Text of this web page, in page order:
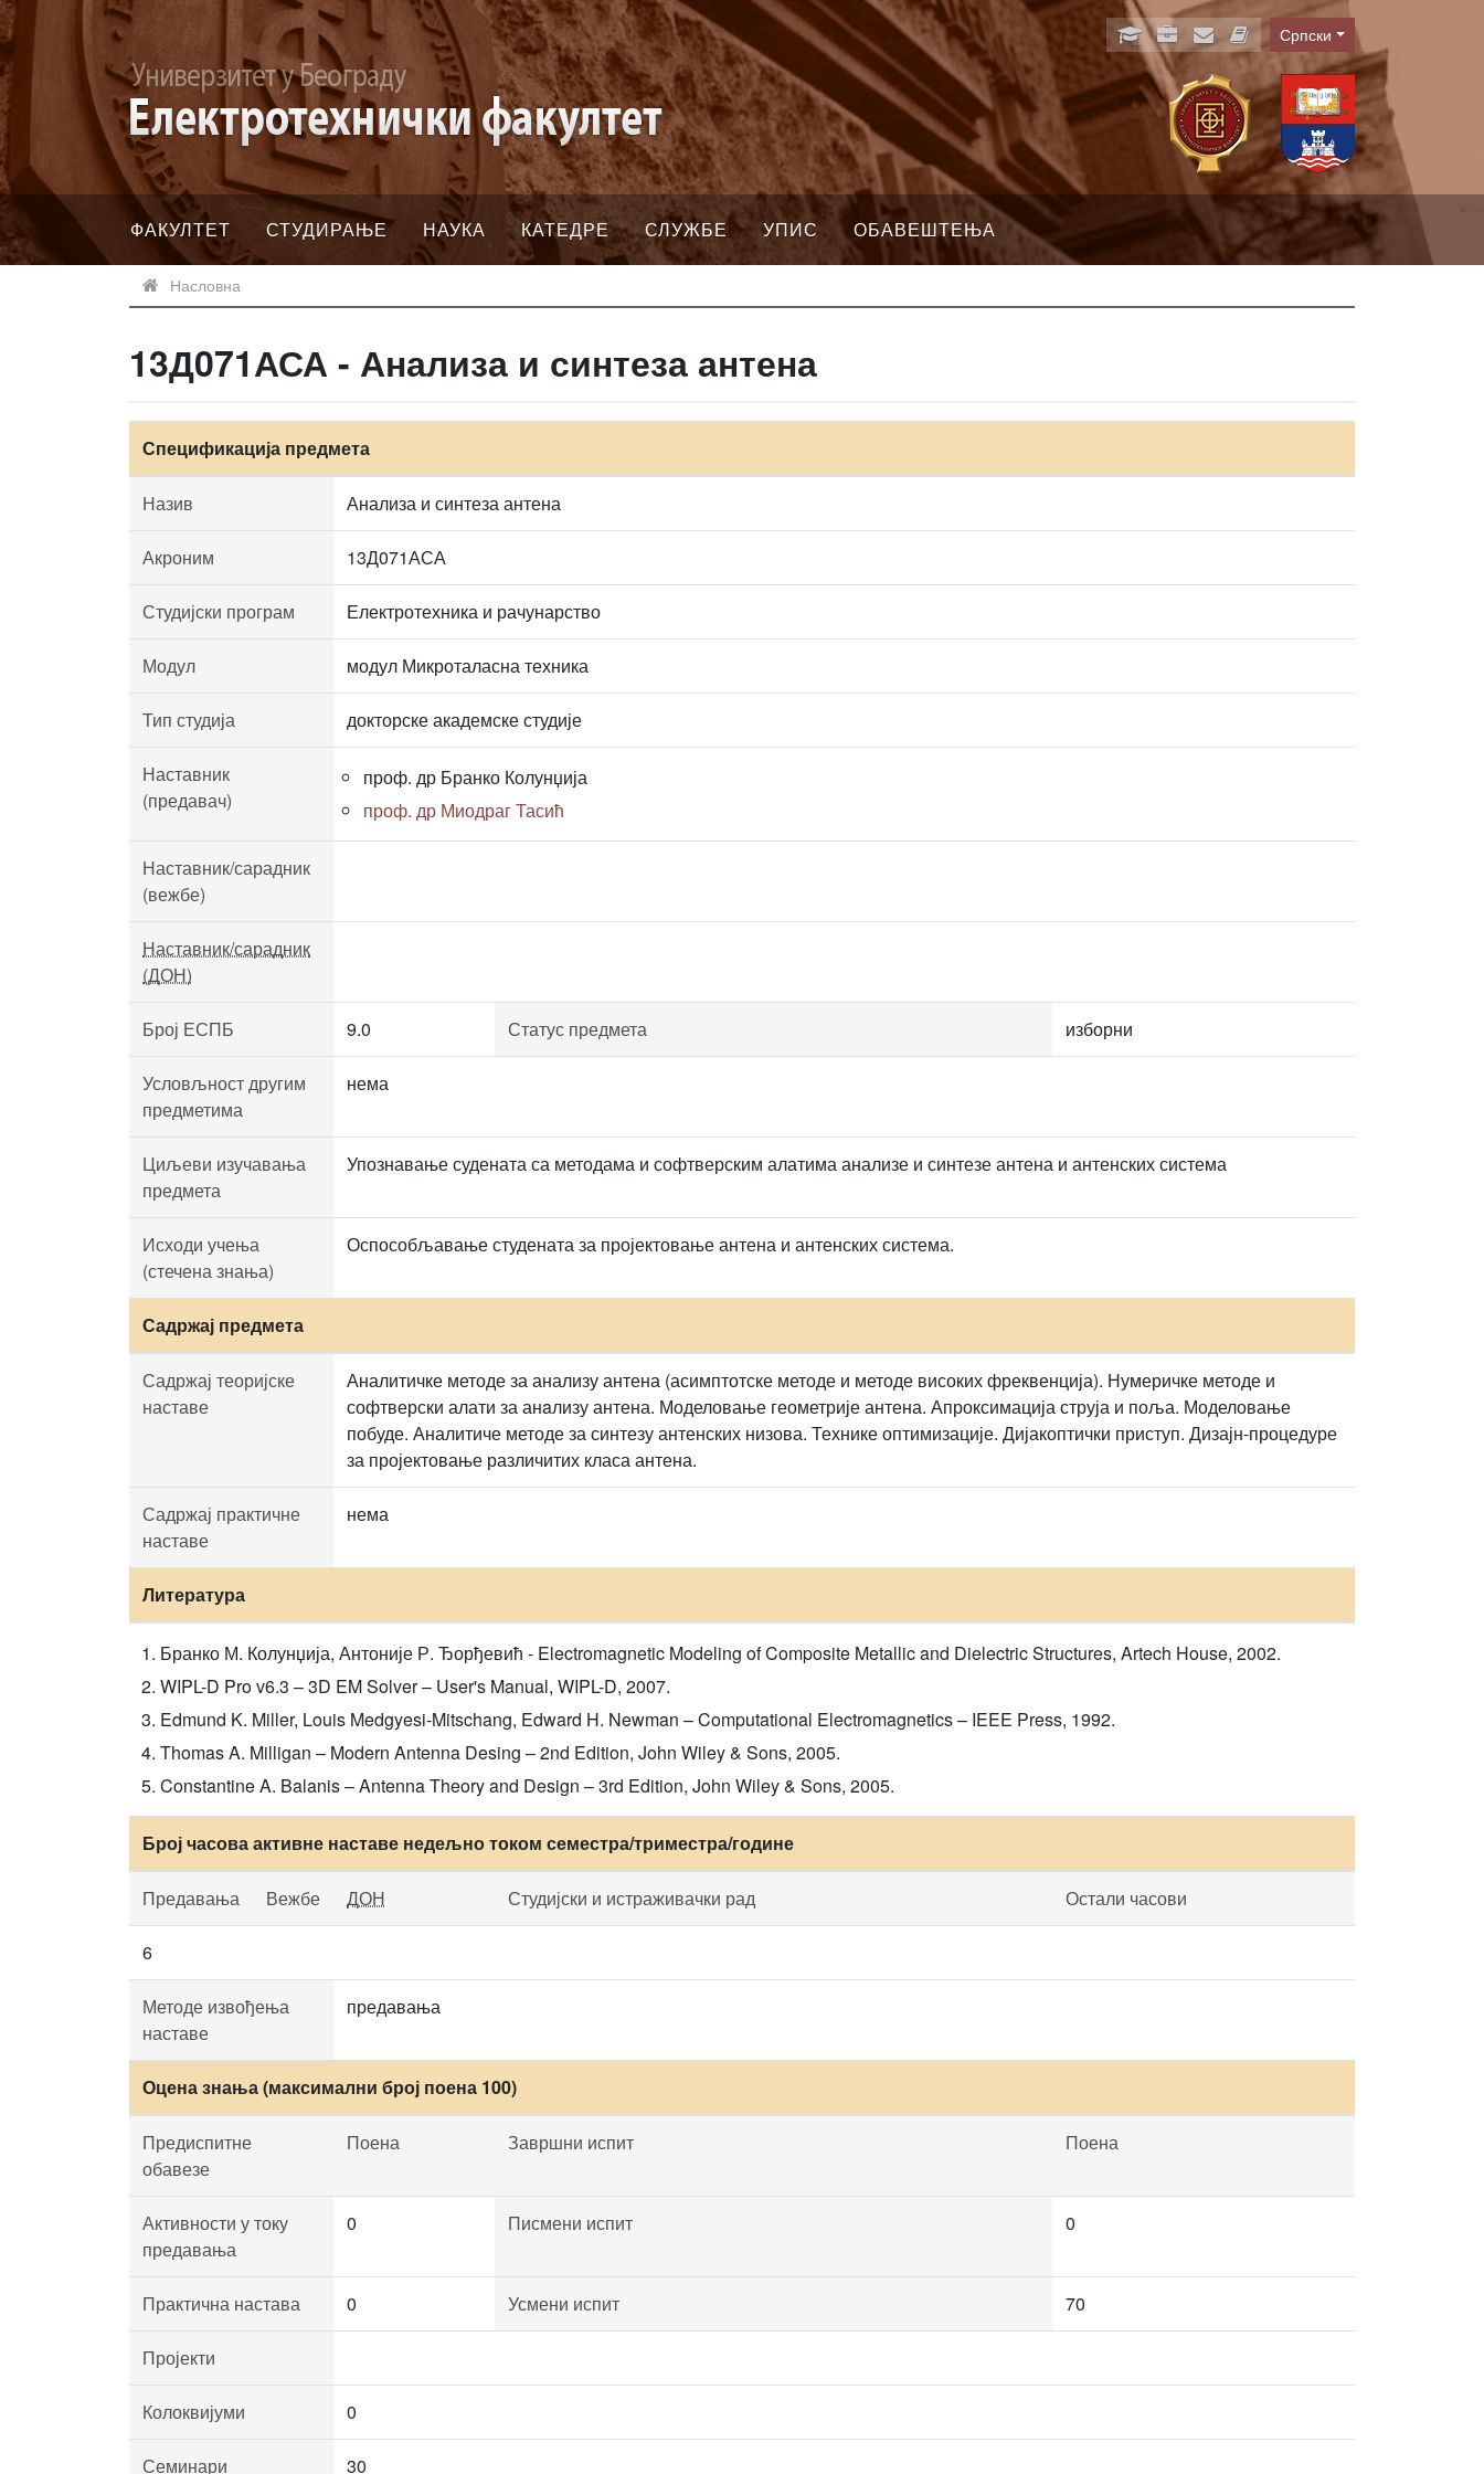
Language
Српски
ФАКУЛТЕТ СТУДИРАЊЕ НАУКА КАТЕДРЕ СЛУЖБЕ УПИС ОБАВЕШТЕЊА
Насловна
13Д071АСА - Анализа и синтеза антена
Спецификација предмета
Назив Анализа и синтеза антена
Акроним 13Д071АСА
Студијски програм Електротехника и рачунарство
Модул модул Микроталасна техника
Тип студија докторске академске студије
Наставник
(предавач)
проф. др Бранко Колунџија
проф. др Миодраг Тасић
Наставник/сарадник
(вежбе)
Наставник/сарадник
(ДОН)
Број ЕСПБ 9.0 Статус предмета изборни
Условљност другим
предметима
нема
Циљеви изучавања
предмета
Упознавање судената са методама и софтверским алатима анализе и синтезе антена и антенских система
Исходи учења
(стечена знања)
Оспособљавање студената за пројектовање антена и антенских система.
Садржај предмета
Садржај теоријске
наставе
Аналитичке методе за анализу антена (асимптотске методе и методе високих фреквенција). Нумеричке методе и
софтверски алати за анaлизу антена. Моделовање геометрије антена. Апроксимација струја и поља. Моделовање
побуде. Аналитиче методе за синтезу антенских низова. Технике оптимизације. Дијакоптички приступ. Дизајн-процедуре
за пројектовање различитих класа антена.
Садржај практичне
наставе
нема
Литература
Бранко М. Колунџија, Антоније Р. Ђорђевић - Electromagnetic Modeling of Composite Metallic and Dielectric Structures, Artech House, 2002.
WIPL-D Pro v6.3 – 3D EM Solver – User's Manual, WIPL-D, 2007.
Edmund K. Miller, Louis Medgyesi-Mitschang, Edward H. Newman – Computational Electromagnetics – IEEE Press, 1992.
Thomas A. Milligan – Modern Antenna Desing – 2nd Edition, John Wiley & Sons, 2005.
Constantine A. Balanis – Antenna Theory and Design – 3rd Edition, John Wiley & Sons, 2005.
Број часова активне наставе недељно током семестра/триместра/године
Предавања Вежбе ДОН Студијски и истраживачки рад Остали часови
6
Методе извођења
наставе
предавања
Оцена знања (максимални број поена 100)
Предиспитне
обавезе
Поена Завршни испит Поена
Активности у току
предавања
0 Писмени испит 0
Практична настава 0 Усмени испит 70
Пројекти
Колоквијуми 0
Семинари 30